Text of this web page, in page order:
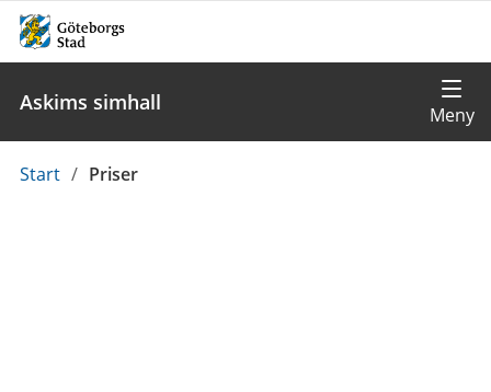
Askims simhall
Du
Start / Priser